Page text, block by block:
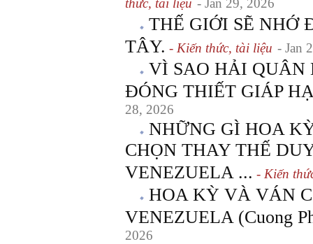
thức, tài liệu - Jan 29, 2026
THẾ GIỚI SẼ NHỚ
TÂY. - Kiến thức, tài liệu - Jan
VÌ SAO HẢI QUÂN
ĐÓNG THIẾT GIÁP
28, 2026
NHỮNG GÌ HOA
CHỌN THAY THẾ
VENEZUELA ... - Kiến
HOA KỲ VÀ VÁN
VENEZUELA (Cuong
2026